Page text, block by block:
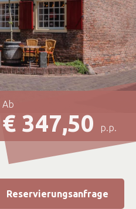
Ab
€ 347,50 p.p.
Reservierungsanfrage